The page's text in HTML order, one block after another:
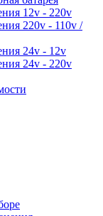
12v - 220v
220v - 110v /
24v - 12v
24v - 220v